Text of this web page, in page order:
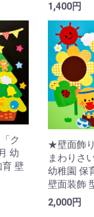
1,400円
ク
幼
育 壁
★壁面飾
まわりさ
幼稚園 保
壁面装飾
2,000円